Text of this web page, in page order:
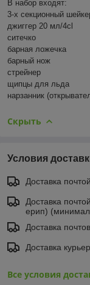
В набор входят:
3-х секционный
джиггер 20 мл/4cl
ситечко
барная ложечка
барный нож
стрейнер
щипцы для льда
нарзанник
Скрыть
Условия
Доставка
Доставка
ерип)
Доставка
Доставка
Все условия